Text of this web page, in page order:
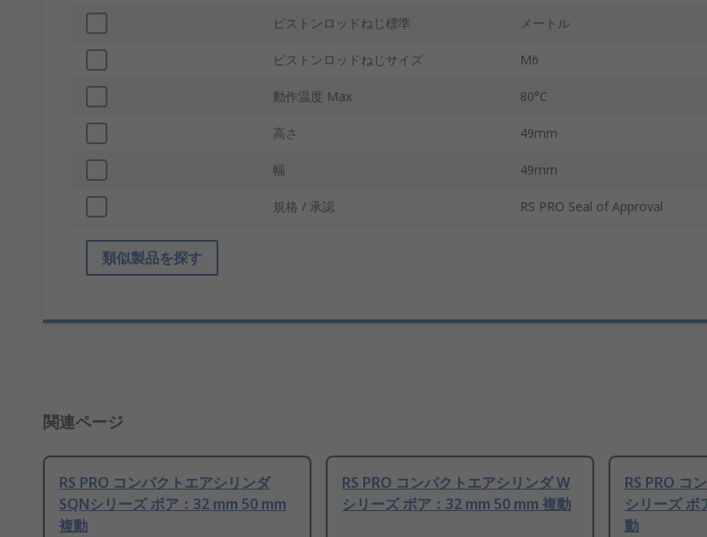
ピストンロッドねじ標準 メートル
ピストンロッドねじサイズ M6
動作温度 Max 80°C
高さ 49mm
幅 49mm
規格 / 承認 RS PRO Seal of Approval
類似製品を探す
関連ページ
RS PRO コンパクトエアシリンダ
SQNシリーズ ボア：32 mm 50 mm
複動
RS PRO コンパクトエアシリンダ W
シリーズ ボア：32 mm 50 mm 複動
RS PRO コ
シリーズ ボ
動